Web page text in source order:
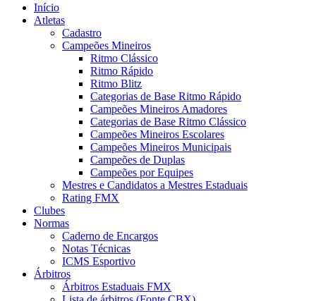
Início
Atletas
Cadastro
Campeões Mineiros
Ritmo Clássico
Ritmo Rápido
Ritmo Blitz
Categorias de Base Ritmo Rápido
Campeões Mineiros Amadores
Categorias de Base Ritmo Clássico
Campeões Mineiros Escolares
Campeões Mineiros Municipais
Campeões de Duplas
Campeões por Equipes
Mestres e Candidatos a Mestres Estaduais
Rating FMX
Clubes
Normas
Caderno de Encargos
Notas Técnicas
ICMS Esportivo
Árbitros
Árbitros Estaduais FMX